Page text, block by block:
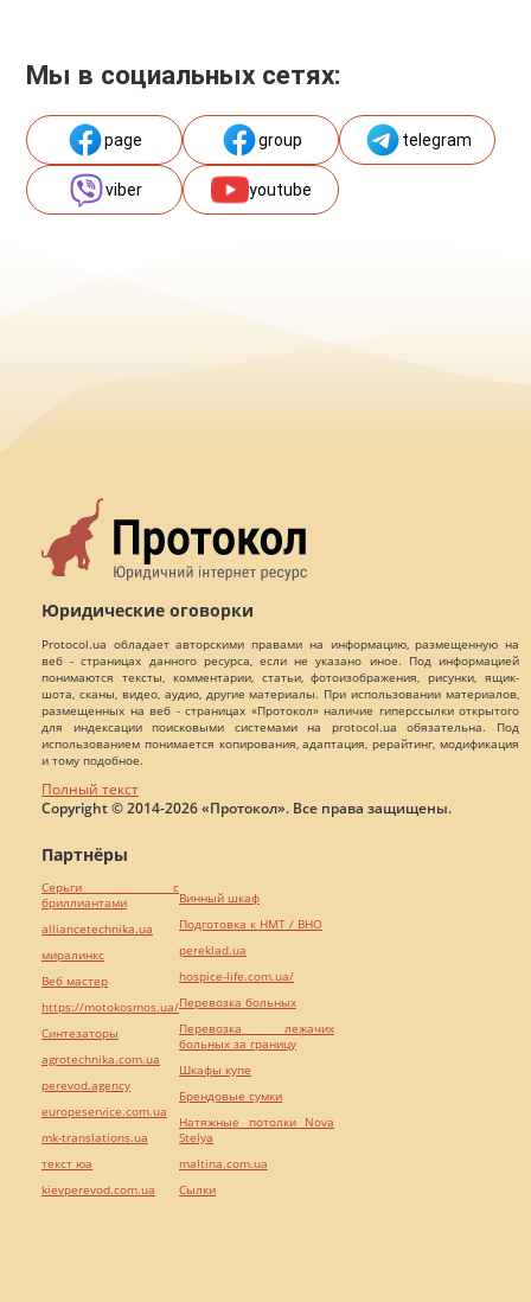
Мы в социальных сетях:
page group telegram
viber youtube
Юридические оговорки
Protocol.ua обладает авторскими правами на информацию, размещенную на
веб - страницах данного ресурса, если не указано иное. Под информацией
понимаются тексты, комментарии, статьи, фотоизображения, рисунки, ящик-
шота, сканы, видео, аудио, другие материалы. При использовании материалов,
размещенных на веб - страницах «Протокол» наличие гиперссылки открытого
для индексации поисковыми системами на protocol.ua обязательна. Под
использованием понимается копирования, адаптация, рерайтинг, модификация
и тому подобное.
Полный текст
Copyright © 2014-2026 «Протокол». Все права защищены.
Партнёры
Серьги с
бриллиантами
alliancetechnika.ua
миралинкс
Веб мастер
https://motokosmos.ua/
Синтезаторы
agrotechnika.com.ua
perevod.agency
europeservice.com.ua
mk-translations.ua
текст юа
kievperevod.com.ua
Винный шкаф
Подготовка к НМТ / ВНО
pereklad.ua
hospice-life.com.ua/
Перевозка больных
Перевозка лежачих
больных за границу
Шкафы купе
Брендовые сумки
Натяжные потолки Nova
Stelya
maltina.com.ua
Cылки